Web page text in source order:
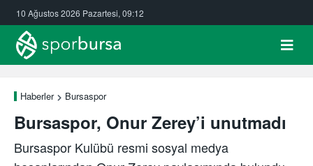
10 Ağustos 2026 Pazartesi, 09:12
Haberler Bursaspor
Bursaspor, Onur Zerey’i unutmadı
Bursaspor Kulübü resmi sosyal medya